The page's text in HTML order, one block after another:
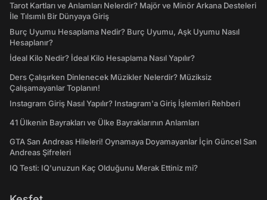
Tarot Kartları ve Anlamları Nelerdir? Majör ve Minör Arkana Desteleri
İle Tılsımlı Bir Dünyaya Giriş
Burç Uyumu Hesaplama Nedir? Burç Uyumu, Aşk Uyumu Nasıl
Hesaplanır?
İdeal Kilo Nedir? İdeal Kilo Hesaplama Nasıl Yapılır?
Ders Çalışırken Dinlenecek Müzikler Nelerdir? Müziksiz
Çalışamayanlar Toplanın!
Instagram Giriş Nasıl Yapılır? Instagram'a Giriş İşlemleri Rehberi
41 Ülkenin Bayrakları ve Ülke Bayraklarının Anlamları
GTA San Andreas Hileleri! Oynamaya Doyamayanlar İçin Güncel San
Andreas Şifreleri
IQ Testi: IQ'unuzun Kaç Olduğunu Merak Ettiniz mi?